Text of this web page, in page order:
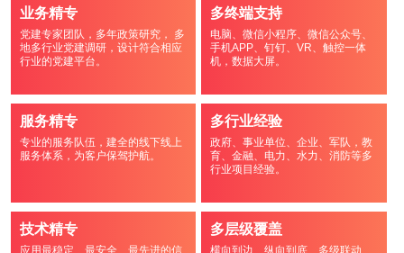
业务精专
党建专家团队，多年政策研究， 多
地多行业党建调研，设计符合相应
行业的党建平台。
多终端支持
电脑、微信小程序、微信公众号、
手机APP、钉钉、VR、触控一体
机，数据大屏。
服务精专
专业的服务队伍，建全的线下线上
服务体系，为客户保驾护航。
多行业经验
政府、事业单位、企业、军队，教
育、金融、电力、水力、消防等多
行业项目经验。
技术精专 多层级覆盖